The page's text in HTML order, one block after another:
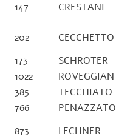
147 CRESTANI
202 CECCHETTO
173
SCHROTER
1022
ROVEGGIAN
385
TECCHIATO
766
PENAZZATO
873
LECHNER